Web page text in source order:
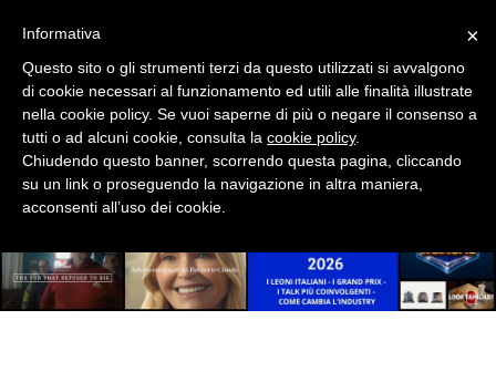
×
Informativa
Questo sito o gli strumenti terzi da questo utilizzati si avvalgono
di cookie necessari al funzionamento ed utili alle finalità illustrate
nella cookie policy. Se vuoi saperne di più o negare il consenso a
tutti o ad alcuni cookie, consulta la cookie policy.
Chiudendo questo banner, scorrendo questa pagina, cliccando
su un link o proseguendo la navigazione in altra maniera,
acconsenti all’uso dei cookie.